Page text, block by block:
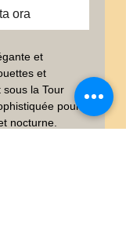
ora
et
et
sous la Tour
pour
nocturne.